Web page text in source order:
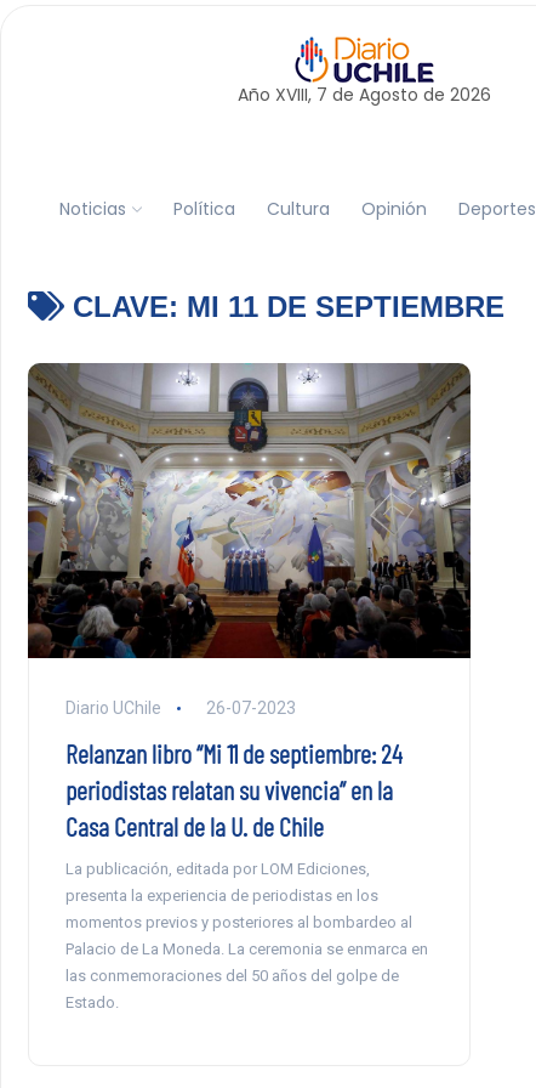
Año XVIII, 7 de Agosto de 2026
Noticias Política Cultura Opinión Deportes
CLAVE: MI 11 DE SEPTIEMBRE
Diario UChile 26-07-2023
Relanzan libro “Mi 11 de septiembre: 24
periodistas relatan su vivencia” en la
Casa Central de la U. de Chile
La publicación, editada por LOM Ediciones,
presenta la experiencia de periodistas en los
momentos previos y posteriores al bombardeo al
Palacio de La Moneda. La ceremonia se enmarca en
las conmemoraciones del 50 años del golpe de
Estado.